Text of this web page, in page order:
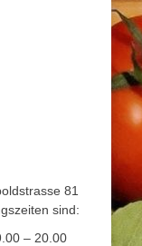
81
sind:
– 20.00